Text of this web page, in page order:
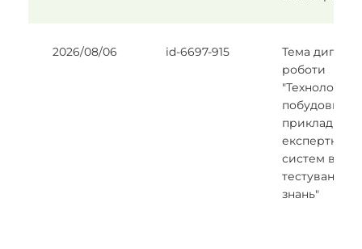
2026/08/06 id-6697-915
Тема
роботи
"Технологія
побудови
прикладних
експертних
систем в
тестування
знань"